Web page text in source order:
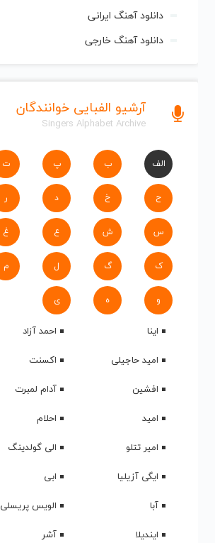
دانلود آهنگ ایرانی
دانلود آهنگ خارجی
آرشیو الفبایی خوانندگان
Singers Alphabet Archive
الف ب پ ت
ح خ د ر
س ش ع غ
ک گ ل م
و ه ی
اینا
احمد آزاد
امید حاجیلی
اکسنت
افشین
آدام لمبرت
امید
احلام
امیر تتلو
الی گولدینگ
ایگی آزیلیا
ابی
آبا
الویس پریسلی
ایندیلا
آشر